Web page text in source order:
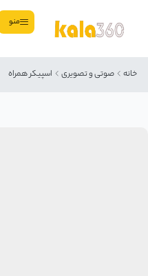
منو
خانه صوتی و تصویری اسپیکر همراه